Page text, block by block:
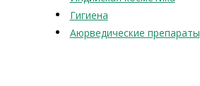
Гигиена
Аюрведические препараты